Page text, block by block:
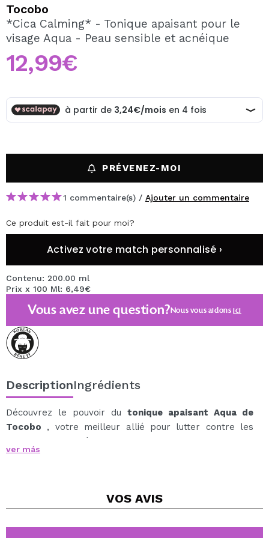
En créant un compte sur Maquibeauty.fr vous pourrez
effectuer vos achats rapidement, vérifier l'état de vos
Tocobo
*Cica Calming* - Tonique apaisant pour le
visage Aqua - Peau sensible et acnéique
12,99€
PRÉVENEZ-MOI
1 commentaire(s) / Ajouter un commentaire
Ce produit est-il fait pour moi?
Activez votre match personnalisé ›
Contenu: 200.00 ml
Prix x 100 Ml: 6,49€
Vous avez une question?Nous vous aidonsici
DescriptionIngrédients
Découvrez le pouvoir du tonique apaisant Aqua de
Tocobo , votre meilleur allié pour lutter contre les
irritations et l'acné des peaux sensibles.
Conçu spécialement pour ceux qui recherchent une
peaux souffrant de chaleur, de pollution et d'autres
Avec une texture légèrement aqueuse, Calming Toner
ver más
VOS AVIS